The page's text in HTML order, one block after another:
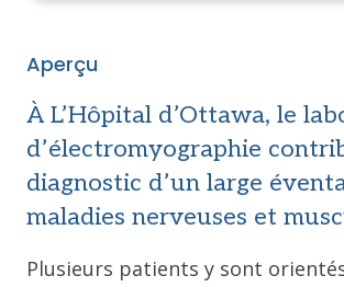
Aperçu
À L’Hôpital d’Ottawa, le
d’électromyographie
diagnostic d’un large
maladies nerveuses et
Plusieurs patients y sont